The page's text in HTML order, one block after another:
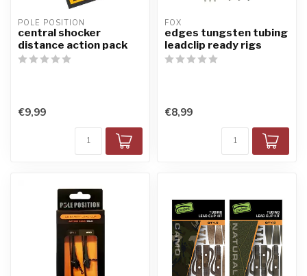
POLE POSITION
central shocker
distance action pack
€9,99
FOX
edges tungsten tubing
leadclip ready rigs
€8,99